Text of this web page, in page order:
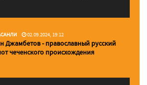
02.09.2024, 19:12
Джамбетов - православный русский
чеченского происхождения